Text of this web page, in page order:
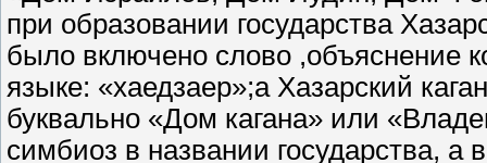
при образовании государства
было включено слово ,объяснение
языке: «хаедзаер»;а Хазарский
буквально «Дом кагана» или
симбиоз в названии государства, а